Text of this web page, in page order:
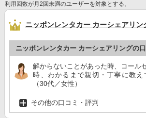
利用回数が月2回未満のユーザーを対象とする。
ニッポンレンタカー カーシェアリン
ニッポンレンタカー カーシェアリングの
解からないことがあった時、コール
時、わかるまで親切・丁寧に教え
（30代／女性）
その他の口コミ・評判